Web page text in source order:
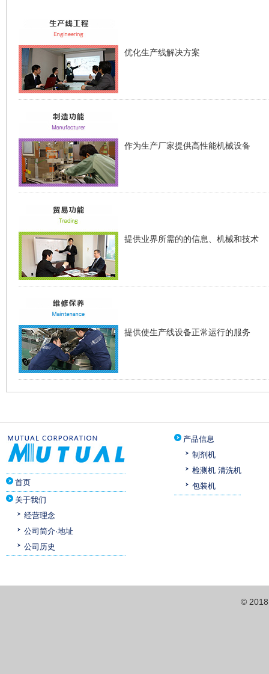
优化生产线解决方案
作为生产厂家提供高性能机械设备
提供业界所需的的信息、机械和技术
提供使生产线设备正常运行的服务
首页
关于我们
经营理念
公司简介·地址
公司历史
产品信息
制剂机
检测机 清洗机
包装机
© 2018